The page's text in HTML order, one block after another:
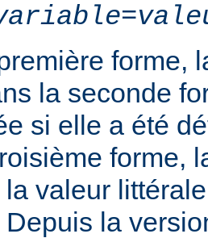
=
forme,
la seconde
si elle a été
forme,
valeur
Depuis la